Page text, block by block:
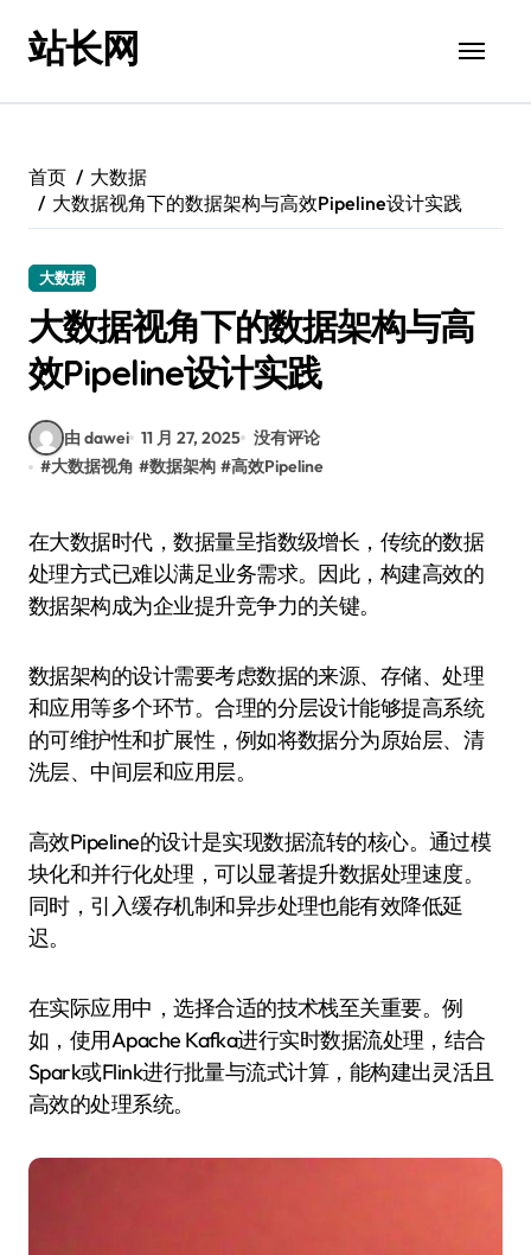
站长网
首页
大数据
大数据视角下的数据架构与高效Pipeline设计实践
大数据
大数据视角下的数据架构与高
效Pipeline设计实践
由 dawei 11 月 27, 2025 没有评论
#大数据视角 #数据架构 #高效Pipeline
在大数据时代，数据量呈指数级增长，传统的数据
处理方式已难以满足业务需求。因此，构建高效的
数据架构成为企业提升竞争力的关键。
数据架构的设计需要考虑数据的来源、存储、处理
和应用等多个环节。合理的分层设计能够提高系统
的可维护性和扩展性，例如将数据分为原始层、清
洗层、中间层和应用层。
高效Pipeline的设计是实现数据流转的核心。通过模
块化和并行化处理，可以显著提升数据处理速度。
同时，引入缓存机制和异步处理也能有效降低延
迟。
在实际应用中，选择合适的技术栈至关重要。例
如，使用Apache Kafka进行实时数据流处理，结合
Spark或Flink进行批量与流式计算，能构建出灵活且
高效的处理系统。